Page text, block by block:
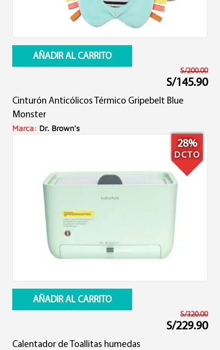
AÑADIR AL CARRITO
S/200.00
original
S/145.90
actual
Cinturón Anticólicos Térmico Gripebelt Blue
Monster
Marca: Dr. Brown's
28%
DCTO
AÑADIR AL CARRITO
S/320.00
original
S/229.90
actual
Calentador de Toallitas humedas